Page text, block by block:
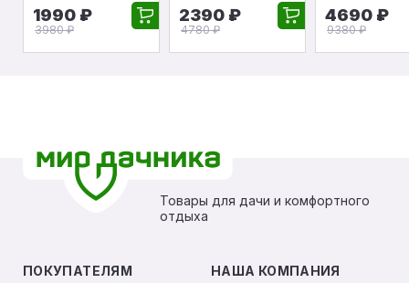
1990 ₽
3980 ₽
2390 ₽
4780 ₽
4690 ₽
9380 ₽
Товары для дачи и комфортного
отдыха
ПОКУПАТЕЛЯМ НАША КОМПАНИЯ